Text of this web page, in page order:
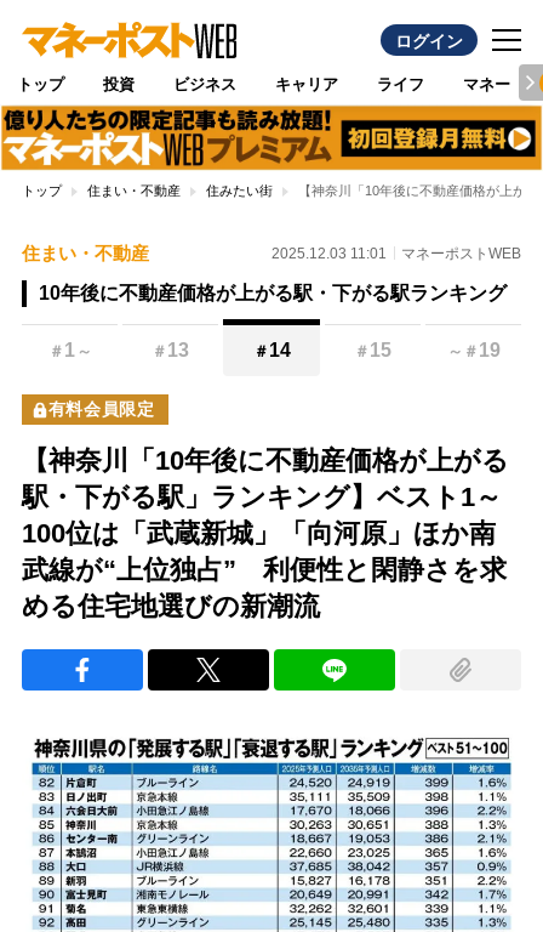
ログイン
トップ 投資 ビジネス キャリア ライフ マネー
トップ 住まい・不動産 住みたい街 【神奈川「10年後に不動産価格が上が
住まい・不動産 2025.12.03 11:01 マネーポストWEB
10年後に不動産価格が上がる駅・下がる駅ランキング
＃ 1 ～ ＃ 13 ＃ 14 ＃ 15 ～ ＃ 19
有料会員限定
【神奈川「10年後に不動産価格が上がる
駅・下がる駅」ランキング】ベスト1～
100位は「武蔵新城」「向河原」ほか南
武線が“上位独占” 利便性と閑静さを求
める住宅地選びの新潮流